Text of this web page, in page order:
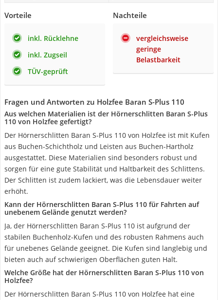
Vorteile
inkl. Rücklehne
inkl. Zugseil
TÜV-geprüft
Nachteile
vergleichsweise
geringe
Belastbarkeit
Fragen und Antworten zu Holzfee Baran S-Plus 110
Aus welchen Materialien ist der Hörnerschlitten Baran S-Plus
110 von Holzfee gefertigt?
Der Hörnerschlitten Baran S-Plus 110 von Holzfee ist mit Kufen
aus Buchen-Schichtholz und Leisten aus Buchen-Hartholz
ausgestattet. Diese Materialien sind besonders robust und
sorgen für eine gute Stabilität und Haltbarkeit des Schlittens.
Der Schlitten ist zudem lackiert, was die Lebensdauer weiter
erhöht.
Kann der Hörnerschlitten Baran S-Plus 110 für Fahrten auf
unebenem Gelände genutzt werden?
Ja, der Hörnerschlitten Baran S-Plus 110 ist aufgrund der
stabilen Buchenholz-Kufen und des robusten Rahmens auch
für unebenes Gelände geeignet. Die Kufen sind langlebig und
bieten auch auf schwierigen Oberflächen guten Halt.
Welche Größe hat der Hörnerschlitten Baran S-Plus 110 von
Holzfee?
Der Hörnerschlitten Baran S-Plus 110 von Holzfee hat eine